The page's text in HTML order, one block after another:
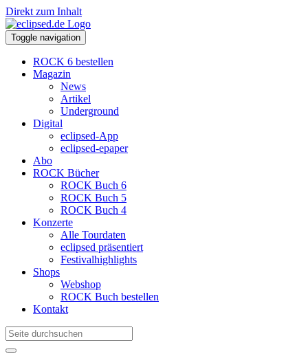
Direkt zum Inhalt
Toggle navigation
ROCK 6 bestellen
Magazin
News
Artikel
Underground
Digital
eclipsed-App
eclipsed-epaper
Abo
ROCK Bücher
ROCK Buch 6
ROCK Buch 5
ROCK Buch 4
Konzerte
Alle Tourdaten
eclipsed präsentiert
Festivalhighlights
Shops
Webshop
ROCK Buch bestellen
Kontakt